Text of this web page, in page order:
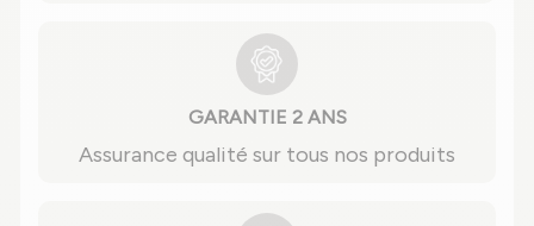
GARANTIE 2 ANS
Assurance qualité sur tous nos produits